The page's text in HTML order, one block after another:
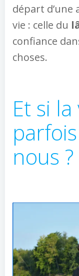
départ d’une
vie : celle du
confiance
choses.
Et si
nous ?